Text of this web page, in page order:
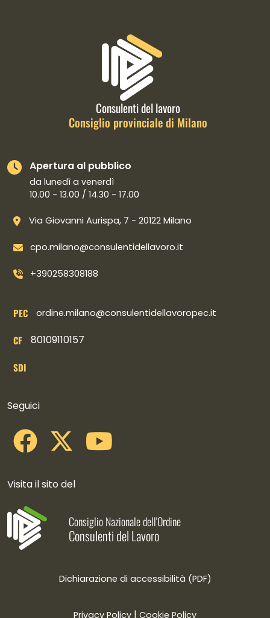
Informazioni di contatto e link
Consulenti del lavoro
Consiglio provinciale di Milano
Apertura al pubblico
da lunedì a venerdì
10.00 - 13.00 / 14.30 - 17.00
Via Giovanni Aurispa, 7 - 20122 Milano
cpo.milano@consulentidellavoro.it
+390258308188
PEC ordine.milano@consulentidellavoropec.it
CF 80109110157
SDI
Seguici
Visita il sito del
Consiglio Nazionale dell'Ordine
Consulenti del Lavoro
Dichiarazione di accessibilità (PDF)
Privacy Policy | Cookie Policy